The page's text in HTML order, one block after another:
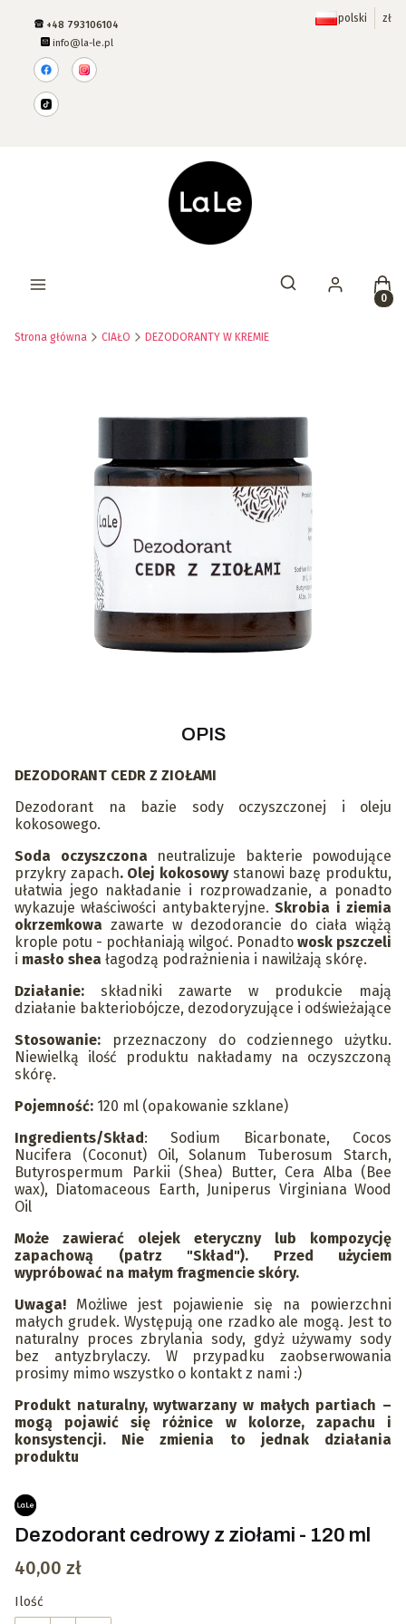
+48 793106104
info@la-le.pl
polski zł
Otwórz
Strona główna CIAŁO DEZODORANTY W KREMIE
OPIS
DEZODORANT CEDR Z ZIOŁAMI
Dezodorant na bazie sody oczyszczonej i oleju
kokosowego.
Soda oczyszczona neutralizuje bakterie powodujące
przykry zapach. Olej kokosowy stanowi bazę produktu,
ułatwia jego nakładanie i rozprowadzanie, a ponadto
wykazuje właściwości antybakteryjne. Skrobia i ziemia
okrzemkowa zawarte w dezodorancie do ciała wiążą
krople potu - pochłaniają wilgoć. Ponadto wosk pszczeli
i masło shea łagodzą podrażnienia i nawilżają skórę.
Działanie: składniki zawarte w produkcie mają
działanie bakteriobójcze, dezodoryzujące i odświeżające
Stosowanie:
przeznaczony do codziennego użytku.
Niewielką ilość produktu nakładamy na oczyszczoną
skórę.
Pojemność: 120 ml (opakowanie szklane)
Ingredients/Skład : Sodium Bicarbonate, Cocos
Nucifera (Coconut) Oil, Solanum Tuberosum Starch,
Butyrospermum Parkii (Shea) Butter, Cera Alba (Bee
wax), Diatomaceous Earth, Juniperus Virginiana Wood
Oil
Może zawierać olejek eteryczny lub kompozycję
zapachową (patrz "Skład"). Przed użyciem
wypróbować na małym fragmencie skóry.
Uwaga! Możliwe jest pojawienie się na powierzchni
małych grudek. Występują one rzadko ale mogą. Jest to
naturalny proces zbrylania sody, gdyż używamy sody
bez antyzbrylaczy. W przypadku zaobserwowania
prosimy mimo wszystko o kontakt z nami :)
Produkt naturalny, wytwarzany w małych partiach –
mogą pojawić się różnice w kolorze, zapachu i
konsystencji. Nie zmienia to jednak działania
produktu
Dezodorant cedrowy z ziołami - 120 ml
Cena
40,00 zł
Ilość